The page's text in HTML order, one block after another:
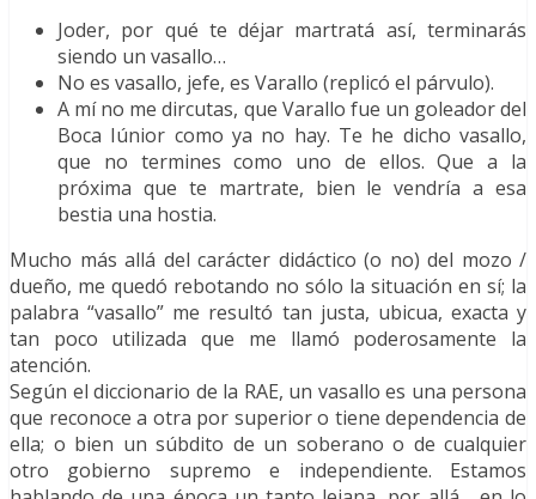
Joder, por qué te déjar martratá así, terminarás
siendo un vasallo…
No es vasallo, jefe, es Varallo (replicó el párvulo).
A mí no me dircutas, que Varallo fue un goleador del
Boca Iúnior como ya no hay. Te he dicho vasallo,
que no termines como uno de ellos. Que a la
próxima que te martrate, bien le vendría a esa
bestia una hostia.
Mucho más allá del carácter didáctico (o no) del mozo /
dueño, me quedó rebotando no sólo la situación en sí; la
palabra “vasallo” me resultó tan justa, ubicua, exacta y
tan poco utilizada que me llamó poderosamente la
atención.
Según el diccionario de la RAE, un vasallo es una persona
que reconoce a otra por superior o tiene dependencia de
ella; o bien un súbdito de un soberano o de cualquier
otro gobierno supremo e independiente. Estamos